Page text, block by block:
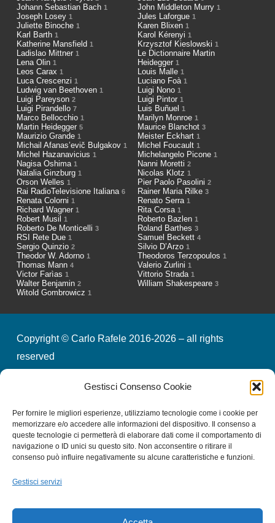
Gestisci Consenso Cookie
Per fornire le migliori esperienze, utilizziamo tecnologie come i cookie per
memorizzare e/o accedere alle informazioni del dispositivo. Il consenso a
queste tecnologie ci permetterà di elaborare dati come il comportamento di
navigazione o ID unici su questo sito. Non acconsentire o ritirare il
consenso può influire negativamente su alcune caratteristiche e funzioni.
Gestisci servizi
Johann Sebastian Bach 1 John Middleton Murry 1
Joseph Losey 1 Jules Laforgue 1
Juliette Binoche 1 Karen Blixen 1
Karl Barth 1 Karol Kérenyi 1
Katherine Mansfield 1 Krzysztof Kieslowski 1
Ladislao Mittner 1
Le Dictionnaire Martin
Heidegger 1
Lena Olin 1
Leos Carax 1 Louis Malle 1
Luca Crescenzi 1 Luciano Foà 1
Ludwig van Beethoven 1 Luigi Nono 1
Luigi Pareyson 2 Luigi Pintor 1
Luigi Pirandello 7 Luis Buñuel 1
Marco Bellocchio 1 Marilyn Monroe 1
Martin Heidegger 5 Maurice Blanchot 3
Maurizio Grande 1 Meister Eckhart 1
Michail Afanas’evič Bulgakov 1 Michel Foucault 1
Michel Hazanavicius 1 Michelangelo Picone 1
Nagisa Oshima 1 Nanni Moretti 2
Natalia Ginzburg 1 Nicolas Klotz 1
Orson Welles 1 Pier Paolo Pasolini 2
Rai RadioTelevisione Italiana 6 Rainer Maria Rilke 3
Renata Colorni 1 Renato Serra 1
Richard Wagner 1 Rita Corsa 1
Robert Musil 1 Roberto Bazlen 1
Roberto De Monticelli 3 Roland Barthes 3
RSI Rete Due 1 Samuel Beckett 4
Sergio Quinzio 2 Silvio D’Arzo 1
Theodor W. Adorno 1 Theodoros Terzopoulos 1
Thomas Mann 4 Valerio Zurlini 1
Victor Farìas 1 Vittorio Strada 1
Walter Benjamin 2 William Shakespeare 3
Witold Gombrowicz 1
Copyright © Carlo Rafele 2016-2026 – all rights
reserved
privacy & cookies
Iscriviti alla nostra Newsletter
Email*